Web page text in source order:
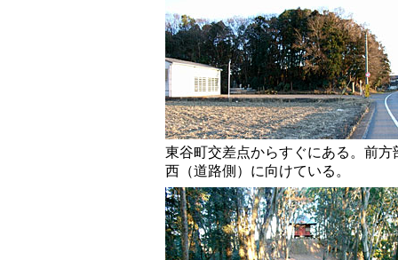
東谷町交差点からすぐにある。前方
西（道路側）に向けている。